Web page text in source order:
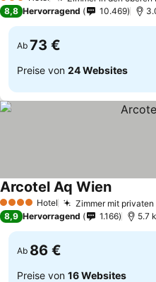
3 Sterne
8,8 Hervorragend 10.469
Ab 73 €
Preise von 24 Websites
4 Sterne Hotel Zimmer mit privaten
Arcotel Aq Wien
8,9 Hervorragend 1.166 5.7
Ab 86 €
Preise von 16 Websites